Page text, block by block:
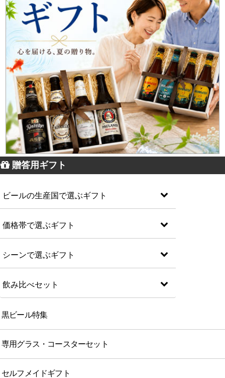
贈答用ギフト
ビールの生産国で選ぶギフト
価格帯で選ぶギフト
シーンで選ぶギフト
飲み比べセット
黒ビール特集
専用グラス・コースターセット
セルフメイドギフト